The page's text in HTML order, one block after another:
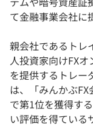
て金融事業会社に
親会社であるトレ
人投資家向けFXオ
を提供するトレー
は、「みんかぶ
で第1位を獲得す
い評価を得ている